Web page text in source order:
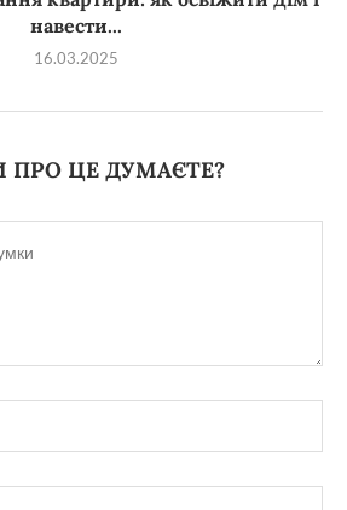
навести...
16.03.2025
ПРО ЦЕ ДУМАЄТЕ?